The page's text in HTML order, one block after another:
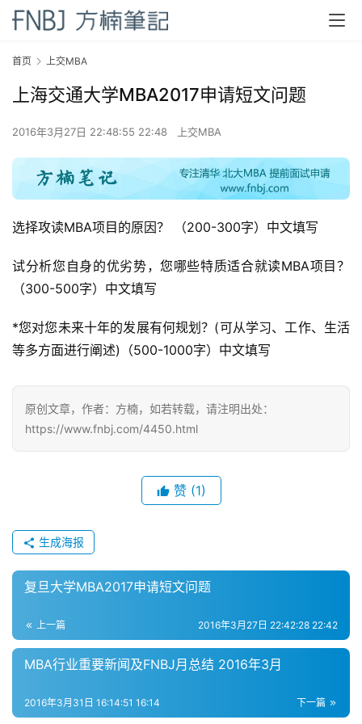
方
备
考
论
校
新
闻
申
请
公
开
M
咨
首页 上交MBA
上海交通大学MBA2017申请短文问题
2016年3月27日 22:48:55 22:48 上交MBA
选择攻读MBA项目的原因？ （200-300字）中文填写
（300-500字）中文填写
*您对您未来十年的发展有何规划？(可从学习、工作、生活
等多方面进行阐述) （500-1000字）中文填写
原创文章，作者：方楠，如若转载，请注明出处：
https://www.fnbj.com/4450.html
赞 (1)
生成海报
复旦大学MBA2017申请短文问题
上一篇 2016年3月27日 22:42:28 22:42
MBA行业重要新闻及FNBJ月总结 2016年3月
下一篇
2016年3月31日 16:14:51 16:14